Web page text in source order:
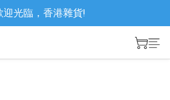
迎光臨，香港雜貨!